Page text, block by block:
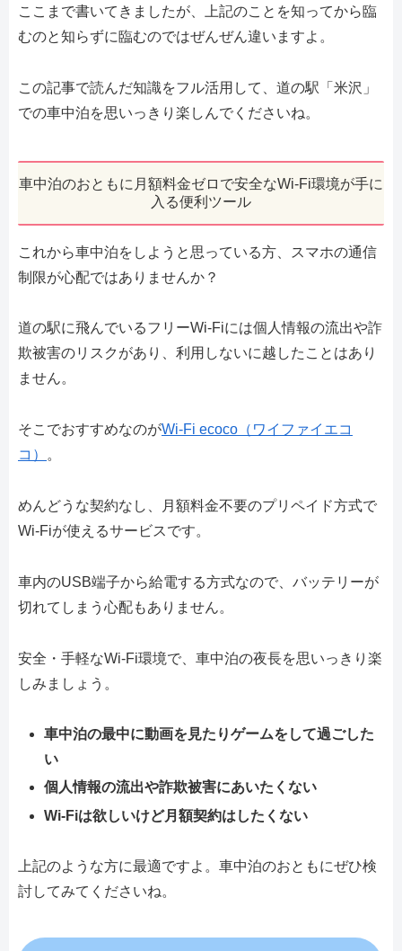
ここまで書いてきましたが、上記のことを知ってから臨
むのと知らずに臨むのではぜんぜん違いますよ。
この記事で読んだ知識をフル活用して、道の駅「米沢」
での車中泊を思いっきり楽しんでくださいね。
車中泊のおともに月額料金ゼロで安全なWi-Fi環境が手に
入る便利ツール
これから車中泊をしようと思っている方、スマホの通信
制限が心配ではありませんか？
道の駅に飛んでいるフリーWi-Fiには個人情報の流出や詐
欺被害のリスクがあり、利用しないに越したことはあり
ません。
そこでおすすめなのがWi-Fi ecoco（ワイファイエコ
コ）
。
めんどうな契約なし、月額料金不要のプリペイド方式で
Wi-Fiが使えるサービスです。
車内のUSB端子から給電する方式なので、バッテリーが
切れてしまう心配もありません。
安全・手軽なWi-Fi環境で、車中泊の夜長を思いっきり楽
しみましょう。
車中泊の最中に動画を見たりゲームをして過ごした
い
個人情報の流出や詐欺被害にあいたくない
Wi-Fiは欲しいけど月額契約はしたくない
上記のような方に最適ですよ。車中泊のおともにぜひ検
討してみてくださいね。